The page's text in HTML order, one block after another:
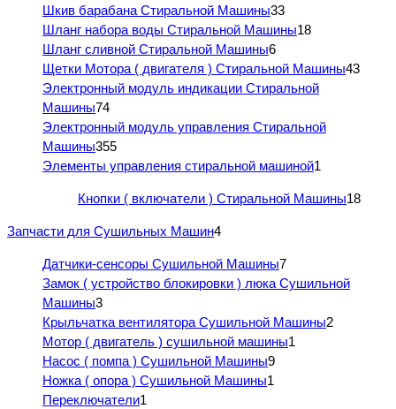
Шкив барабана Стиральной Машины33
Шланг набора воды Стиральной Машины18
Шланг сливной Стиральной Машины6
Щетки Мотора ( двигателя ) Стиральной Машины43
Электронный модуль индикации Стиральной
Машины74
Электронный модуль управления Стиральной
Машины355
Элементы управления стиральной машиной1
Кнопки ( включатели ) Стиральной Машины18
Запчасти для Сушильных Машин4
Датчики-сенсоры Сушильной Машины7
Замок ( устройство блокировки ) люка Сушильной
Машины3
Крыльчатка вентилятора Сушильной Машины2
Мотор ( двигатель ) сушильной машины1
Насос ( помпа ) Сушильной Машины9
Ножка ( опора ) Сушильной Машины1
Переключатели1